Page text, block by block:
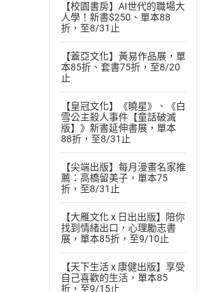
【校園書房】AI世代的職場大
人學！新書$250、單本88
折，至8/31止
【蓋亞文化】黃易作品展，單
本85折、套書75折，至8/20
止
【皇冠文化】《曉星》、《白
雪公主殺人事件【童話破滅
版】》新書延伸書展，單本
88折，至8/31止
【尖端出版】每月漫畫名家推
薦：高橋留美子，單本75
折，至8/31止
【大雁文化 x 日出出版】陪你
找到情緒出口，心理勵志書
展，單本85折，至9/10止
【天下生活 x 康健出版】享受
自己喜歡的生活，單本85
折，至9/15止